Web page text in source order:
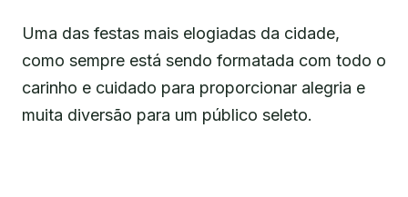
Uma das festas mais elogiadas da cidade,
como sempre está sendo formatada com todo o
carinho e cuidado para proporcionar alegria e
muita diversão para um público seleto.